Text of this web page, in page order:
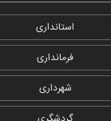
استانداری
فرمانداری
شهرداری